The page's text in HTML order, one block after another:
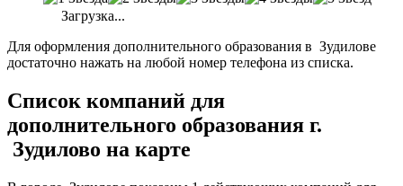
Загрузка...
Для оформления дополнительного образования в Зудилове
достаточно нажать на любой номер телефона из списка.
Список компаний для
дополнительного образования г.
Зудилово на карте